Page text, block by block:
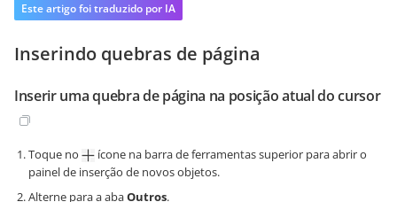
Este artigo foi traduzido por IA
Inserindo quebras de página
Inserir uma quebra de página na posição atual do cursor
Toque no
ícone na barra de ferramentas superior para abrir o
painel de inserção de novos objetos.
Alterne para a abaOutros.